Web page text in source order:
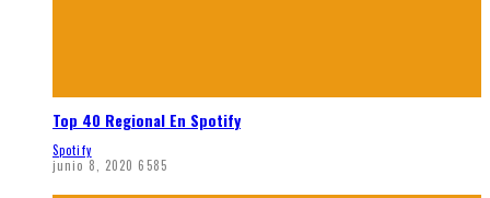
Top 40 Regional En Spotify
Spotify
junio 8, 2020 6585